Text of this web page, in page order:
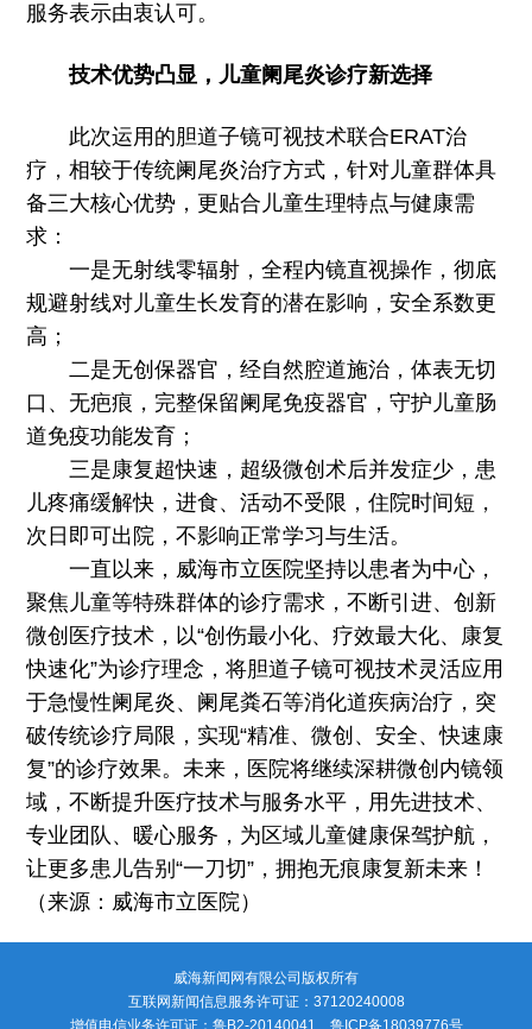
服务表示由衷认可。
技术优势凸显，儿童阑尾炎诊疗新选择
此次运用的胆道子镜可视技术联合ERAT治
疗，相较于传统阑尾炎治疗方式，针对儿童群体具
备三大核心优势，更贴合儿童生理特点与健康需
求：
一是无射线零辐射，全程内镜直视操作，彻底
规避射线对儿童生长发育的潜在影响，安全系数更
高；
二是无创保器官，经自然腔道施治，体表无切
口、无疤痕，完整保留阑尾免疫器官，守护儿童肠
道免疫功能发育；
三是康复超快速，超级微创术后并发症少，患
儿疼痛缓解快，进食、活动不受限，住院时间短，
次日即可出院，不影响正常学习与生活。
一直以来，威海市立医院坚持以患者为中心，
聚焦儿童等特殊群体的诊疗需求，不断引进、创新
微创医疗技术，以“创伤最小化、疗效最大化、康复
快速化”为诊疗理念，将胆道子镜可视技术灵活应用
于急慢性阑尾炎、阑尾粪石等消化道疾病治疗，突
破传统诊疗局限，实现“精准、微创、安全、快速康
复”的诊疗效果。未来，医院将继续深耕微创内镜领
域，不断提升医疗技术与服务水平，用先进技术、
专业团队、暖心服务，为区域儿童健康保驾护航，
让更多患儿告别“一刀切”，拥抱无痕康复新未来！
（来源：威海市立医院）
威海新闻网有限公司版权所有
互联网新闻信息服务许可证：37120240008
增值电信业务许可证：鲁B2-20140041 鲁ICP备18039776号